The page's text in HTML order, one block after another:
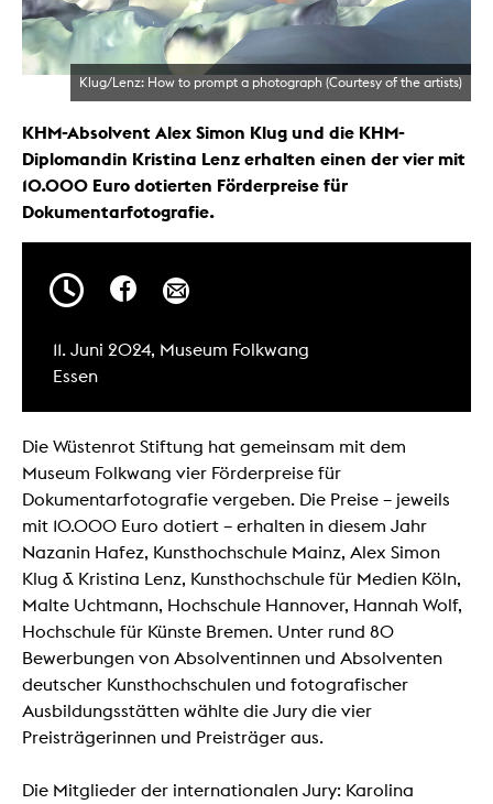
Klug/Lenz: How to prompt a photograph (Courtesy of the artists)
KHM-Absolvent Alex Simon Klug und die KHM-
Diplomandin Kristina Lenz erhalten einen der vier mit
10.000 Euro dotierten Förderpreise für
Dokumentarfotografie.
11. Juni 2024, Museum Folkwang
Essen
Die Wüstenrot Stiftung hat gemeinsam mit dem
Museum Folkwang vier Förderpreise für
Dokumentarfotografie vergeben. Die Preise – jeweils
mit 10.000 Euro dotiert – erhalten in diesem Jahr
Nazanin Hafez, Kunsthochschule Mainz, Alex Simon
Klug & Kristina Lenz, Kunsthochschule für Medien Köln,
Malte Uchtmann, Hochschule Hannover, Hannah Wolf,
Hochschule für Künste Bremen. Unter rund 80
Bewerbungen von Absolventinnen und Absolventen
deutscher Kunsthochschulen und fotografischer
Ausbildungsstätten wählte die Jury die vier
Preisträgerinnen und Preisträger aus.
Die Mitglieder der internationalen Jury: Karolina